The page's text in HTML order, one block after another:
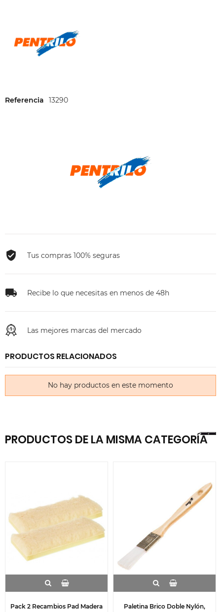
Referencia 13290
Tus compras 100% seguras
Recibe lo que necesitas en menos de 48h
Las mejores marcas del mercado
PRODUCTOS RELACIONADOS
No hay productos en este momento
PRODUCTOS DE LA MISMA CATEGORÍA
Pack 2 Recambios Pad Madera
Paletina Brico Doble Nylón,